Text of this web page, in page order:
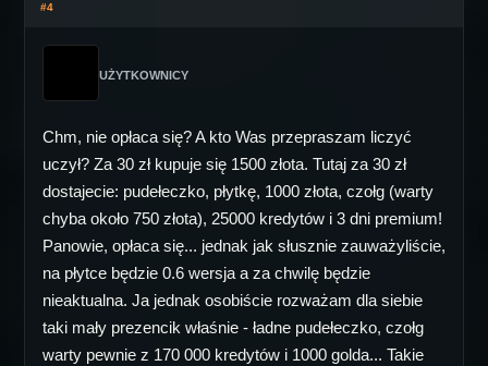
#4
UŻYTKOWNICY
Chm, nie opłaca się? A kto Was przepraszam liczyć
uczył? Za 30 zł kupuje się 1500 złota. Tutaj za 30 zł
dostajecie: pudełeczko, płytkę, 1000 złota, czołg (warty
chyba około 750 złota), 25000 kredytów i 3 dni premium!
Panowie, opłaca się... jednak jak słusznie zauważyliście,
na płytce będzie 0.6 wersja a za chwilę będzie
nieaktualna. Ja jednak osobiście rozważam dla siebie
taki mały prezencik właśnie - ładne pudełeczko, czołg
warty pewnie z 170 000 kredytów i 1000 golda... Takie